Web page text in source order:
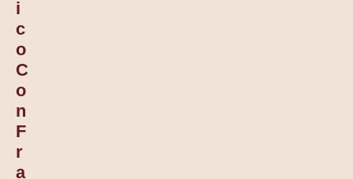
I
C
O
C
O
N
F
R
A